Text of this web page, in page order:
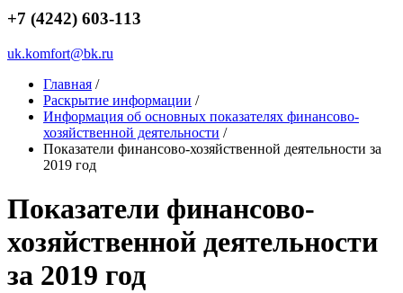
+7 (4242) 603-113
uk.komfort@bk.ru
Главная /
Раскрытие информации /
Информация об основных показателях финансово-
хозяйственной деятельности /
Показатели финансово-хозяйственной деятельности за
2019 год
Показатели финансово-
хозяйственной деятельности
за 2019 год